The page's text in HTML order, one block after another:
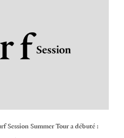
Session Summer Tour a débuté :